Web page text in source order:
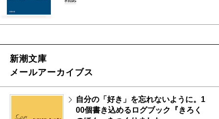
新潮文庫
メールアーカイブス
自分の「好き」を忘れないように。1
00個書き込めるログブック『きろく